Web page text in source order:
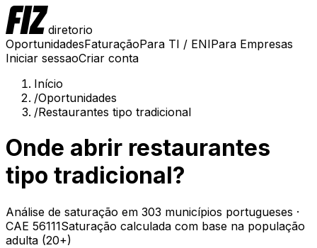
diretorio
OportunidadesFaturaçãoPara TI / ENIPara Empresas
Iniciar sessaoCriar conta
Início
/Oportunidades
/Restaurantes tipo tradicional
Onde abrir restaurantes
tipo tradicional?
Análise de saturação em 303 municípios portugueses ·
CAE 56111Saturação calculada com base na população
adulta (20+)